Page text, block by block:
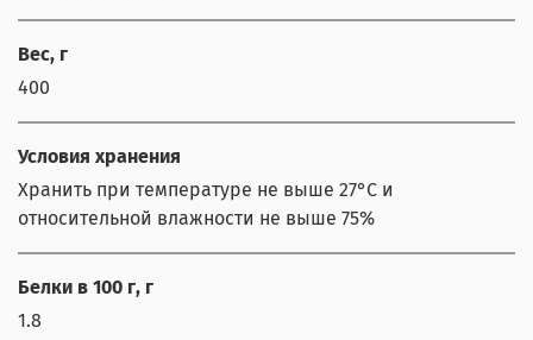
Вес, г
400
Условия хранения
Хранить при температуре не выше 27°С и
относительной влажности не выше 75%
Белки в 100 г, г
1.8